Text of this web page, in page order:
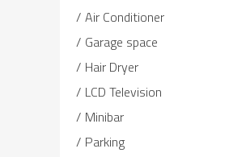
Air Conditioner
Garage space
Hair Dryer
LCD Television
Minibar
Parking